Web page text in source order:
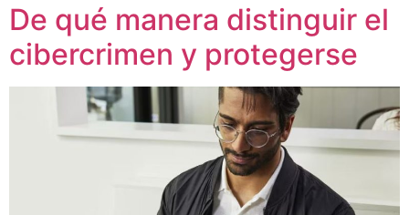
De qué manera distinguir el
cibercrimen y protegerse